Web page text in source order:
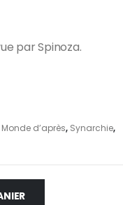
par Spinoza.
Monde d’après, Synarchie,
L’Italie hantée : Guide à l’usage des chasseurs de fantômes